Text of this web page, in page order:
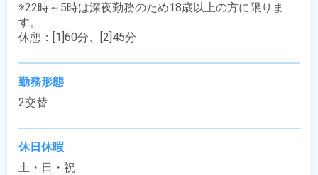
※22時～5時は深夜勤務のため18歳以上の方に限りま
す。
休憩：[1]60分、[2]45分
勤務形態
2交替
休日休暇
土・日・祝